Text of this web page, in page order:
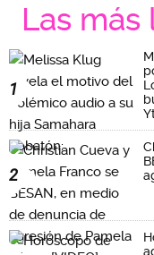
Las más
1
2